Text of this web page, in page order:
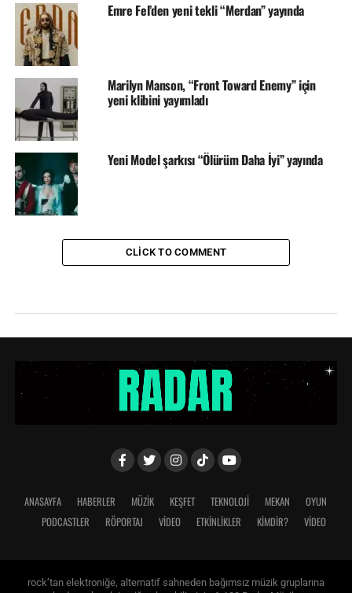
Emre Fel’den yeni tekli “Merdan” yayında
Marilyn Manson, “Front Toward Enemy” için
yeni klibini yayımladı
Yeni Model şarkısı “Ölürüm Daha İyi” yayında
CLICK TO COMMENT
ANASAYFA HABERLER MÜZİK KEŞFET TEKNOLOJİ MEKAN
OYUN
PODCASTLER
RÖPORTAJ VİDEO ETKİNLİKLER KİMDİR? VIDEO
rock’tan elektroniğe, alternatif sahneden bağımsız müzik gruplarına